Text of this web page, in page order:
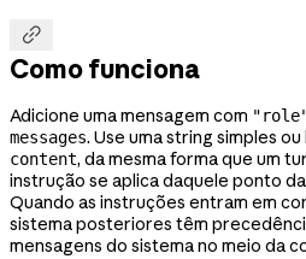

Como funciona
Adicione uma mensagem com
messages. Use uma string simples
content, da mesma forma que um
instrução se aplica daquele ponto
Quando as instruções entram em
sistema posteriores têm
mensagens do sistema no meio da